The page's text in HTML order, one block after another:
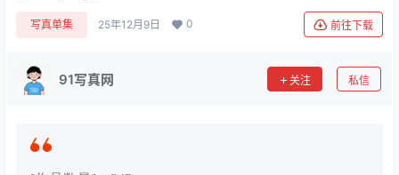
写真单集 25年12月9日 0 前往下载
91写真网 关注 私信